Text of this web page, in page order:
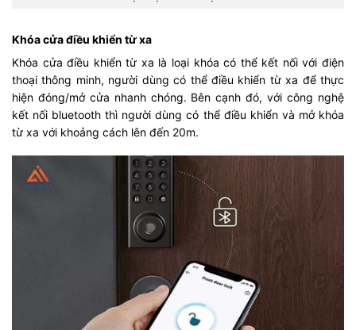
Khóa cửa điều khiển từ xa
Khóa cửa điều khiển từ xa là loại khóa có thể kết nối với điện
thoại thông minh, người dùng có thể điều khiển từ xa để thực
hiện đóng/mở cửa nhanh chóng. Bên cạnh đó, với công nghệ
kết nối bluetooth thì người dùng có thể điều khiển và mở khóa
từ xa với khoảng cách lên đến 20m.